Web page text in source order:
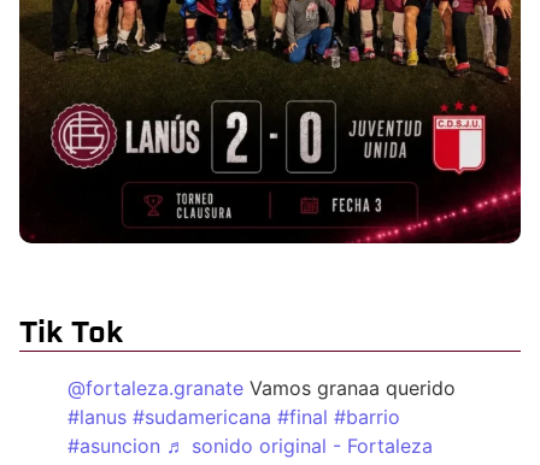
Tik Tok
@fortaleza.granate Vamos granaa querido
#lanus #sudamericana #final #barrio
#asuncion ♬ sonido original - Fortaleza